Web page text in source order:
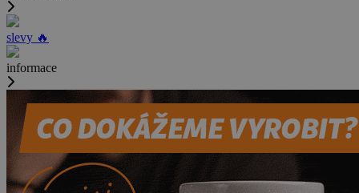
slevy 🔥
informace